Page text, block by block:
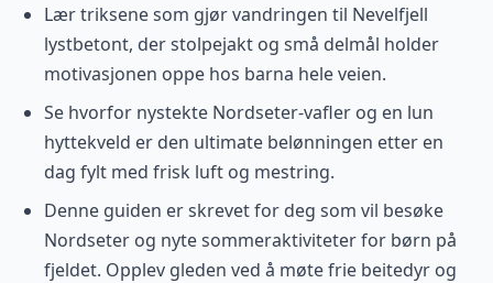
Lær triksene som gjør vandringen til Nevelfjell
lystbetont, der stolpejakt og små delmål holder
motivasjonen oppe hos barna hele veien.
Se hvorfor nystekte Nordseter-vafler og en lun
hyttekveld er den ultimate belønningen etter en
dag fylt med frisk luft og mestring.
Denne guiden er skrevet for deg som vil besøke
Nordseter og nyte sommeraktiviteter for børn på
fjeldet. Opplev gleden ved å møte frie beitedyr og